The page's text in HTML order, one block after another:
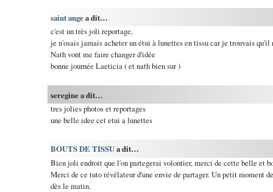
saint angea dit…
c'est un très joli reportage,
je n'osais jamais acheter un étui à lunettes en tissu car je trouvais qu'il
Nath vont me faire changer d'idée
bonne journée Laeticia ( et nath bien sur )
seregine a dit…
tres jolies photos et reportages
une belle idee cet etui a lunettes
BOUTS DE TISSUa dit…
Bien joli endroit que l'on partegerai volontier, merci de cette belle et
Merci de ce tuto révélateur d'une envie de partager. Un petit moment
dès le matin.